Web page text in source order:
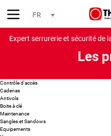
Expert serrurerie et sécurité de
Les
Contrôle d'accès
Cadenas
Antivols
Boite à clé
Maintenance
Sangles et Sandows
Equipements